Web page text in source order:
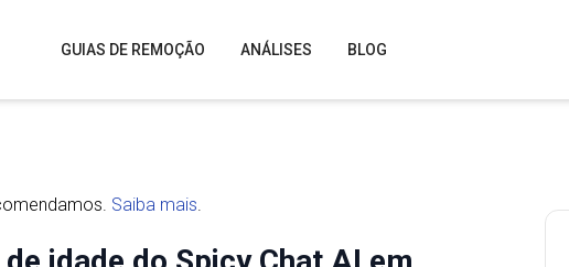
GUIAS DE REMOÇÃO ANÁLISES BLOG
Saiba mais.